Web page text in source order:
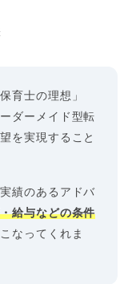
育士の理想」
ダーメイド型転
を実現すること
績のあるアドバ
給与などの条件
なってくれま